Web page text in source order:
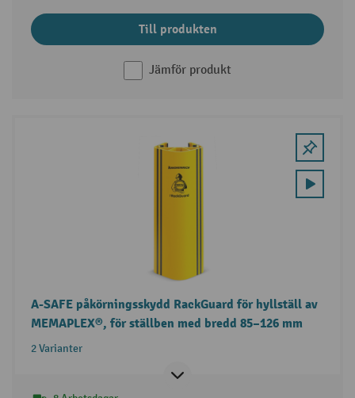
Till produkten
Jämför produkt
A-SAFE påkörningsskydd RackGuard för hyllställ av
MEMAPLEX®, för ställben med bredd 85–126 mm
2 Varianter